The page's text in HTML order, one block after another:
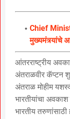
Chief
मुख्यमंत्र्यांचे
आंतरराष्ट्रीय
अंतराळवीर कॅप्टन
अंतराळ मोहीम
भारतीयांचा
भारतीय तरुणांसाठी